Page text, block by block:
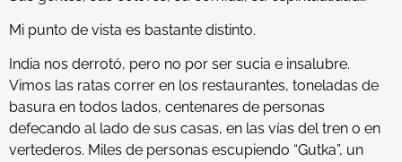
Mi punto de vista es bastante distinto.
India nos derrotó, pero no por ser sucia e insalubre.
Vimos las ratas correr en los restaurantes, toneladas de
basura en todos lados, centenares de personas
defecando al lado de sus casas, en las vías del tren o en
vertederos. Miles de personas escupiendo “Gutka”, un